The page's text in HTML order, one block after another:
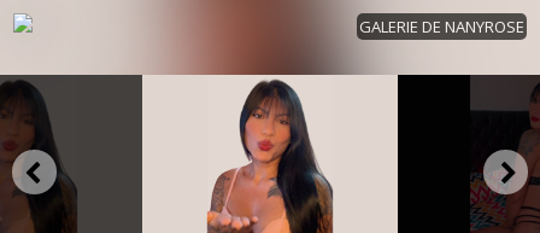
GALERIE DE NANYROSE